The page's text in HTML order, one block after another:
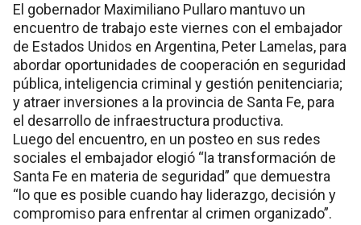
El gobernador Maximiliano Pullaro mantuvo un
encuentro de trabajo este viernes con el embajador
de Estados Unidos en Argentina, Peter Lamelas, para
abordar oportunidades de cooperación en seguridad
pública, inteligencia criminal y gestión penitenciaria;
y atraer inversiones a la provincia de Santa Fe, para
el desarrollo de infraestructura productiva.
Luego del encuentro, en un posteo en sus redes
sociales el embajador elogió “la transformación de
Santa Fe en materia de seguridad” que demuestra
“lo que es posible cuando hay liderazgo, decisión y
compromiso para enfrentar al crimen organizado”.